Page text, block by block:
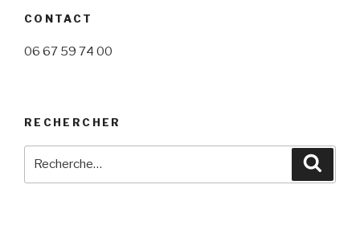
CONTACT
06 67 59 74 00
RECHERCHER